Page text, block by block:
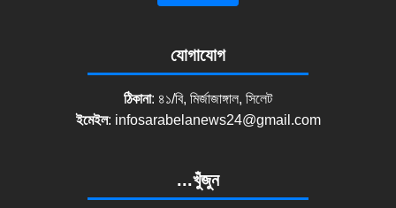
যোগাযোগ
ঠিকানা: ৪১/বি, মির্জাজাঙ্গাল, সিলেট
ইমেইল: infosarabelanews24@gmail.com
...খুঁজুন